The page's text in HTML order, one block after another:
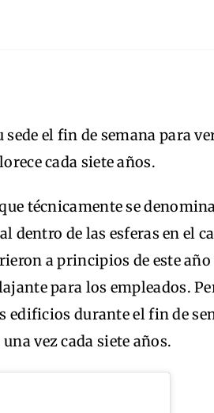
el fin de semana para
cada siete años.
técnicamente se
dentro de las esferas en el
a principios de este año
para los empleados.
durante el fin de
vez cada siete años.